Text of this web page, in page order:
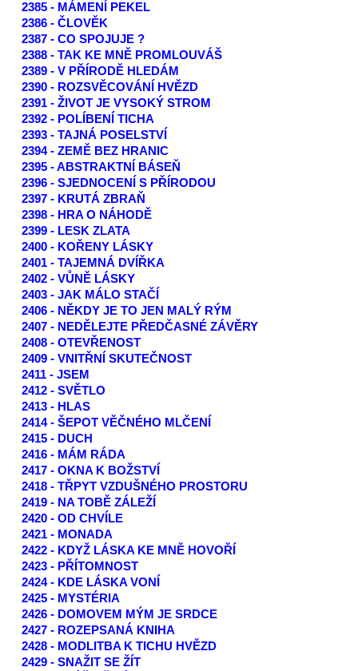
2385 - MÁMENÍ PEKEL
2386 - ČLOVĚK
2387 - CO SPOJUJE ?
2388 - TAK KE MNĚ PROMLOUVÁŠ
2389 - V PŘÍRODĚ HLEDÁM
2390 - ROZSVĚCOVÁNÍ HVĚZD
2391 - ŽIVOT JE VYSOKÝ STROM
2392 - POLÍBENÍ TICHA
2393 - TAJNÁ POSELSTVÍ
2394 - ZEMĚ BEZ HRANIC
2395 - ABSTRAKTNÍ BÁSEŇ
2396 - SJEDNOCENÍ S PŘÍRODOU
2397 - KRUTÁ ZBRAŇ
2398 - HRA O NÁHODĚ
2399 - LESK ZLATA
2400 - KOŘENY LÁSKY
2401 - TAJEMNÁ DVÍŘKA
2402 - VŮNĚ LÁSKY
2403 - JAK MÁLO STAČÍ
2406 - NĚKDY JE TO JEN MALÝ RÝM
2407 - NEDĚLEJTE PŘEDČASNÉ ZÁVĚRY
2408 - OTEVŘENOST
2409 - VNITŘNÍ SKUTEČNOST
2411 - JSEM
2412 - SVĚTLO
2413 - HLAS
2414 - ŠEPOT VĚČNÉHO MLČENÍ
2415 - DUCH
2416 - MÁM RÁDA
2417 - OKNA K BOŽSTVÍ
2418 - TŘPYT VZDUŠNÉHO PROSTORU
2419 - NA TOBĚ ZÁLEŽÍ
2420 - OD CHVÍLE
2421 - MONADA
2422 - KDYŽ LÁSKA KE MNĚ HOVOŘÍ
2423 - PŘÍTOMNOST
2424 - KDE LÁSKA VONÍ
2425 - MYSTÉRIA
2426 - DOMOVEM MÝM JE SRDCE
2427 - ROZEPSANÁ KNIHA
2428 - MODLITBA K TICHU HVĚZD
2429 - SNAŽIT SE ŽÍT